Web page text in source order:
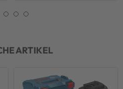
ARTIKEL